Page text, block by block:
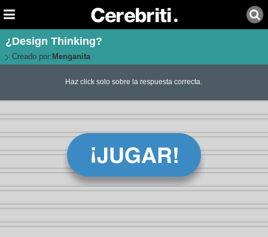
¿Design Thinking?
Creado por: Menganita
Haz click solo sobre la respuesta correcta.